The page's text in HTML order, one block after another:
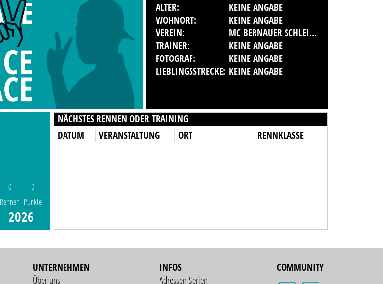
ALTER:
KEINE ANGABE
WOHNORT:
KEINE ANGABE
VEREIN:
MC BERNAUER SCHLEIFE IM ADMV E.V.
TRAINER:
KEINE ANGABE
FOTOGRAF:
KEINE ANGABE
LIEBLINGSSTRECKE: KEINE ANGABE
0
Rennen
0
Punkte
2026
NÄCHSTES RENNEN ODER TRAINING
DATUM
VERANSTALTUNG ORT RENNKLASSE
UNTERNEHMEN
Über uns
INFOS
Adressen Serien
COMMUNITY